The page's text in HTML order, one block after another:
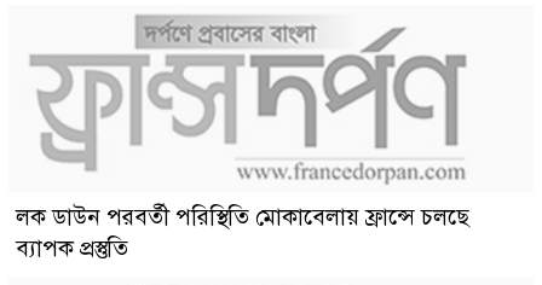
লক ডাউন পরবর্তী পরিস্থিতি মোকাবেলায় ফ্রান্সে চলছে
ব্যাপক প্রস্তুতি